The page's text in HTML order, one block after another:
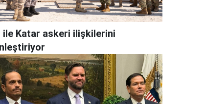
ile Katar askeri ilişkilerini